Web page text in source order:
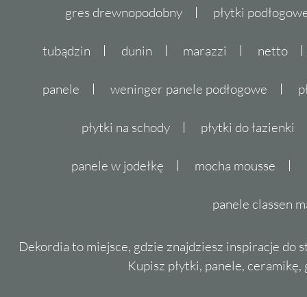
gres drewnopodobny płytki
tubądzin dunin marazzi netto
panele weninger panele podłogowe
płytki na schody płytki do łazienki
panele w jodełkę mocha mousse
panele classen
Dekordia to miejsce, gdzie znajdziesz inspiracje do
Kupisz płytki, panele,